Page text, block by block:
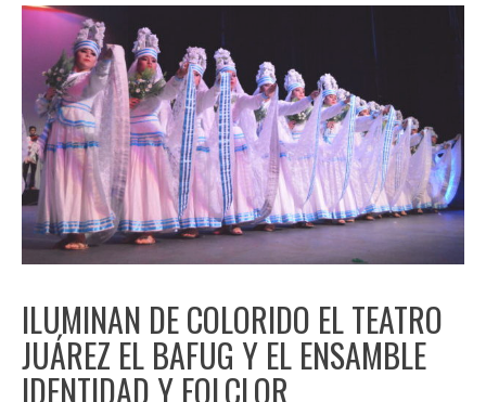
ILUMINAN DE COLORIDO EL TEATRO
JUÁREZ EL BAFUG Y EL ENSAMBLE
IDENTIDAD Y FOLCLOR